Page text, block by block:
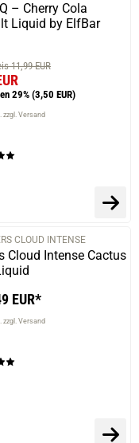
für
hand liegendes
pods
– Cherry Cola
Liquid by ElfBar
11,99 EUR
29% (3,50 EUR)
zzgl. Versand
CLOUD INTENSE
Cloud Intense Cactus
EUR*
zzgl. Versand